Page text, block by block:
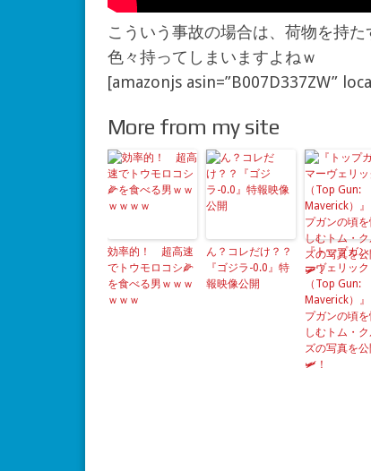
こういう事故の場合は、荷物を持
色々持ってしまいますよねｗ
[amazonjs asin=”B007D337ZW”
More from my site
効率的！ 超高速
でトウモロコシ🌽
を食べる男ｗｗｗ
ｗｗｗ
ん？コレだけ？？
『ゴジラ-0.0』特
報映像公開
『トップガ
ーヴェリック
（Top Gun:
Maverick）』
プガンの頃
しむトム・
ズの写真を公
🛩！